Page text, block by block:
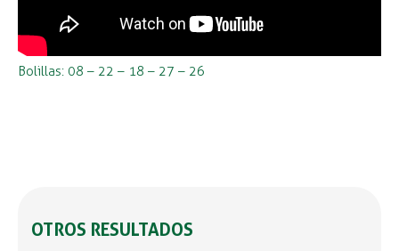
Bolillas: 08 – 22 – 18 – 27 – 26
OTROS RESULTADOS